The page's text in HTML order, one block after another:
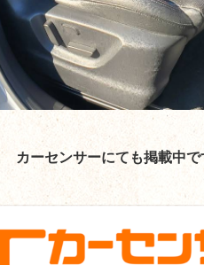
カーセンサーにても掲載中で